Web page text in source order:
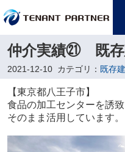
仲介実績㉑ 既存
2021-12-10 カテゴリ： 既存
【東京都八王子市】
食品の加工センターを誘
そのまま活用しています。